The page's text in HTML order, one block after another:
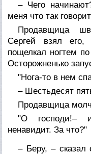
– Чего
меня что так
Продавщица
Сергей взял его,
пощелкал ногтем
Осторожненько
"Нога-то в нем
– Шестьдесят
Продавщица
"О господи!–
ненавидит. За что?"
– Беру, – сказал